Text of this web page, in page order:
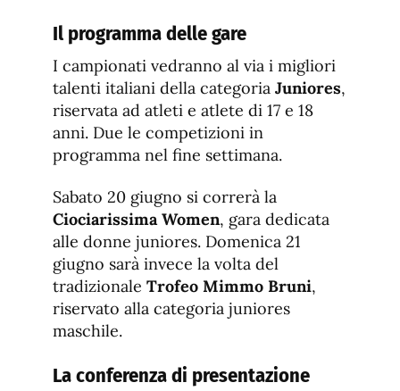
Il programma delle gare
I campionati vedranno al via i migliori
talenti italiani della categoria Juniores,
riservata ad atleti e atlete di 17 e 18
anni. Due le competizioni in
programma nel fine settimana.
Sabato 20 giugno si correrà la
Ciociarissima Women, gara dedicata
alle donne juniores. Domenica 21
giugno sarà invece la volta del
tradizionale Trofeo Mimmo Bruni,
riservato alla categoria juniores
maschile.
La conferenza di presentazione